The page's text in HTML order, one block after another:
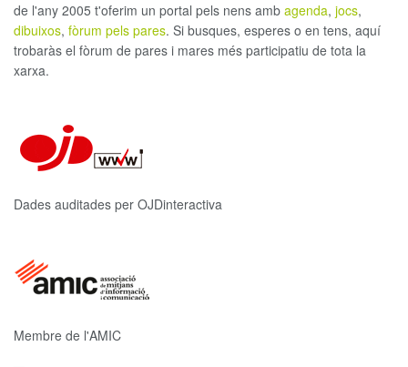
de l'any 2005 t'oferim un portal pels nens amb agenda, jocs,
dibuixos, fòrum pels pares. Si busques, esperes o en tens, aquí
trobaràs el fòrum de pares i mares més participatiu de tota la
xarxa.
Dades auditades per OJDinteractiva
Membre de l'AMIC